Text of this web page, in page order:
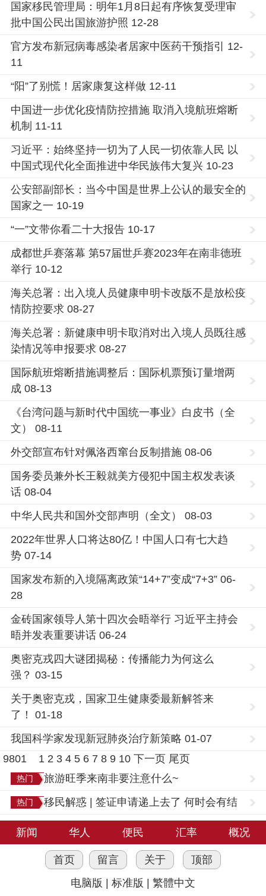
国家移民管理局：明年1月8日起有序恢复受理审
批中国公民出国旅游护照 12-28
官方发布新冠病毒感染者居家中医药干预指引 12-
11
“阳”了别慌！居家康复这样做 12-11
中国进一步优化疫情防控措施 取消入境航班熔断
机制 11-11
习近平：始终坚持一切为了人民一切依靠人民 以
中国式现代化全面推进中华民族伟大复兴 10-23
公安部副部长：当今中国是世界上公认的最安全的
国家之一 10-19
“一”文带你看二十大报告 10-17
成都世乒赛落幕 第57届世乒赛2023年在南非德班
举行 10-12
海关总署：出入境人员健康申明卡改版不是放松疫
情防控要求 08-27
海关总署：新健康申明卡取消对出入境人员既往感
染情况等申报要求 08-27
国际航班熔断措施调整后：国际机票预订量增两
成 08-13
《台湾问题与新时代中国统一事业》白皮书（全
文） 08-11
外交部宣布针对佩洛西窜台反制措施 08-06
国务委员兼外长王毅就美方侵犯中国主权发表谈
话 08-04
中华人民共和国外交部声明（全文） 08-03
2022年世界人口将达80亿！中国人口有七大趋
势 07-14
国家发布新的入境隔离政策“14+7”变成“7+3” 06-
28
金砖国家领导人第十四次会晤举行 习近平主持会
晤并发表重要讲话 06-24
奥密克戎四大谜团揭秘：传播能力为何这么
强？ 03-15
关于奥密克戎，国家卫生健康委最新解答来
了！ 01-18
我国科学家发现新冠肺炎治疗新策略 01-07
9801
1 2 3 4 5 6 7 8 9 10 下一页 尾页
热门 旅游旺季来南非要注意什么~
热门
移民解惑 | 签证申请递上去了 何时会有结
果？
新闻
华人 便民 汇率 概况
首页 留言 关于
顶部
电脑版
标准版 繁體中文